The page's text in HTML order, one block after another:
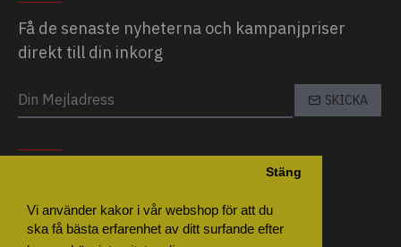
Vi använder kakor i vår webshop för att du
ska få bästa erfarenhet av ditt surfande efter
Stäng
Få de senaste nyheterna och kampanjpriser
direkt till din inkorg
SKICKA